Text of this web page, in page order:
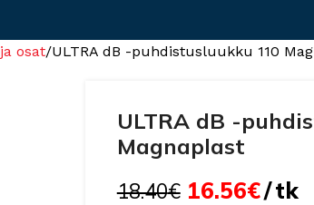
osat ULTRA dB -puhdistusluukku 110
ULTRA dB -
Magnaplast
18.40€ 16.56€ tk